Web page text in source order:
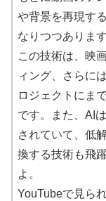
や背景を再現す
なりつつあります
この技術は、映
ィング、さらに
ロジェクトにま
です。また、AI
されていて、低
換する技術も飛
よ。
YouTubeで見ら